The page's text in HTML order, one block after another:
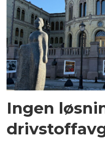
Ingen